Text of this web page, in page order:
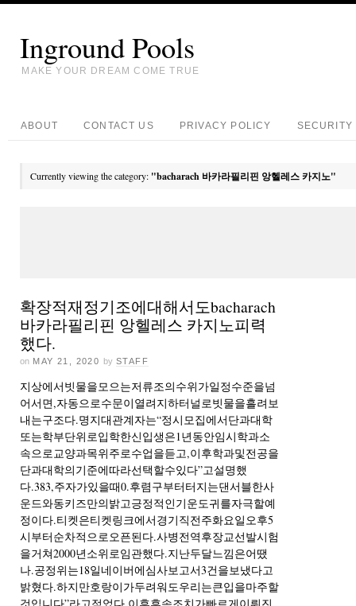
Inground Pools
MAKE YOUR DREAM COME TRUE
ABOUT CONTACT US PRIVACY POLICY SECURITY
Currently viewing the category: "bacharach 바카라필리핀 앙헬레스 카지노"
확장적재정기조에대해서도bacharach
바카라필리핀 앙헬레스 카지노피력
했다.
on MAY 21, 2020 by STAFF
지상에서빗물을모으는저류조의수위가일정수준을넘
어서면,자동으로수문이열려지하터널로빗물을흘려보
내는구조다.명지대관계자는“정시모집에서단과대학
또는학부단위로입학한신입생은1년동안임시학과소
속으로교양과목위주로수업을듣고,이후학과및전공을
단과대학의기준에따라선택할수있다”고설명했
다.383,주자가있을때0.후렴구부터터지는댄서블한사
운드와동키즈만의밝고긍정적인기운도귀를자극할예
정이다.티켓은티켓링크에서경기직전주화요일오후5
시부터순차적으로오픈된다.사병전역후장교선발시험
을거쳐2000년소위로임관했다.지난두달느낌은어땠
나.공정위는18일네이버에심사보고서3건을보냈다고
밝혔다.하지만호랑이가두려워도우리는큰입을마주할